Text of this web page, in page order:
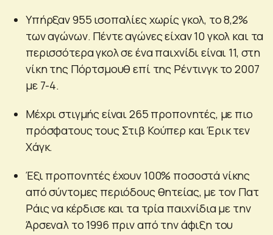
Υπήρξαν 955 ισοπαλίες χωρίς γκολ, το 8,2%
των αγώνων. Πέντε αγώνες είχαν 10 γκολ και τα
περισσότερα γκολ σε ένα παιχνίδι είναι 11, στη
νίκη της Πόρτσμουθ επί της Ρέντινγκ το 2007
με 7-4.
Μέχρι στιγμής είναι 265 προπονητές, με πιο
πρόσφατους τους Στιβ Κούπερ και Έρικ τεν
Χάγκ.
Έξι προπονητές έχουν 100% ποσοστά νίκης
από σύντομες περιόδους θητείας, με τον Πατ
Ράις να κέρδισε και τα τρία παιχνίδια με την
Άρσεναλ το 1996 πριν από την άφιξη του